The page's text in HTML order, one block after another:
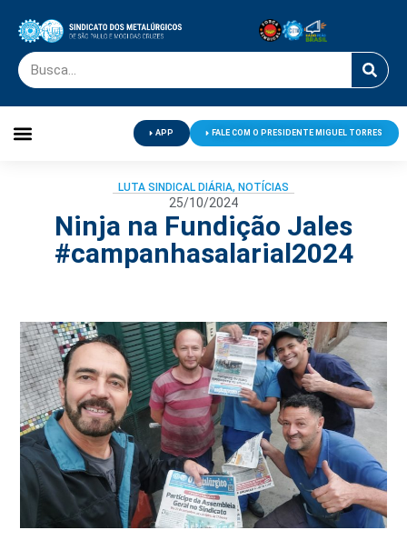
APP FALE COM O PRESIDENTE MIGUEL TORRES
LUTA SINDICAL DIÁRIA, NOTÍCIAS
25/10/2024
Ninja na Fundição Jales
#campanhasalarial2024